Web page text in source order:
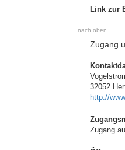
Link zur
nach oben
Zugang
32052
http://
Zugang